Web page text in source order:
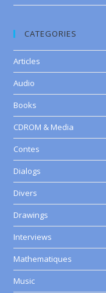
CATEGORIES
Articles
Audio
Books
CDROM & Media
Contes
Dialogs
Divers
Drawings
Interviews
Mathematiques
Music